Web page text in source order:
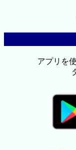
アプリを